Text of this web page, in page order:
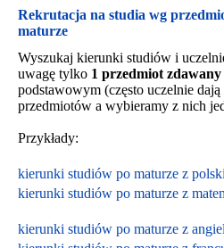
Rekrutacja na studia wg
maturze
Wyszukaj kierunki studiów i
uwagę tylko 1 przedmiot
podstawowym (często uczelnie
przedmiotów a wybieramy z nich
Przykłady:
kierunki studiów po maturze z
kierunki studiów po maturze z
kierunki studiów po maturze z